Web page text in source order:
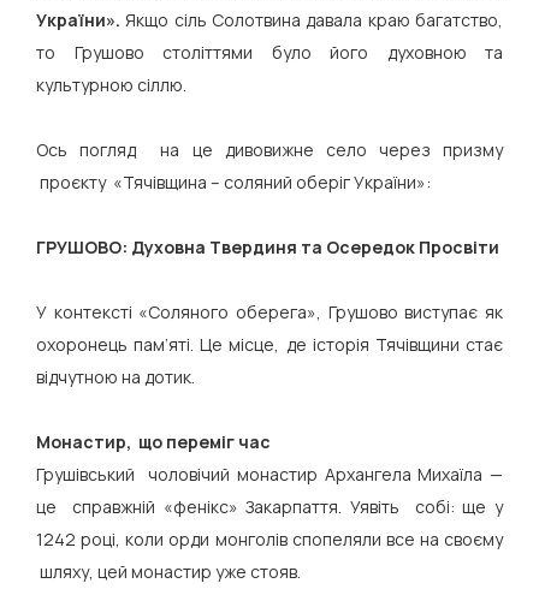
України». Якщо сіль Солотвина давала краю багатство,
то Грушово століттями було його духовною та
культурною сіллю.
Ось погляд на це дивовижне село через призму
проєкту «Тячівщина – соляний оберіг України»:
ГРУШОВО: Духовна Твердиня та Осередок Просвіти
У контексті «Соляного оберега», Грушово виступає як
охоронець пам’яті. Це місце, де історія Тячівщини стає
відчутною на дотик.
Монастир, що переміг час
Грушівський чоловічий монастир Архангела Михаїла —
це справжній «фенікс» Закарпаття. Уявіть собі: ще у
1242 році, коли орди монголів спопеляли все на своєму
шляху, цей монастир уже стояв.